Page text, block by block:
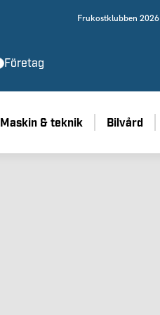
Frukostklubben 2026
Företag
Maskin & teknik Bilvård